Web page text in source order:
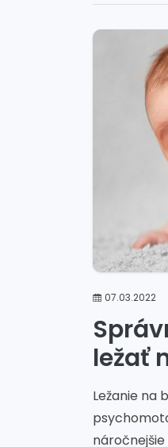
07.03.2022
ležať
Ležanie na